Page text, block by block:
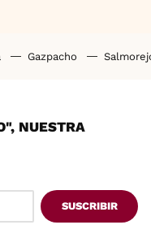
Gazpacho
NUESTRA
SUSCRIBIR